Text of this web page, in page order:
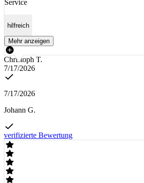
Service
hilfreich
Mehr anzeigen
Christoph T.
7/17/2026
7/17/2026
Johann G.
verifizierte Bewertung